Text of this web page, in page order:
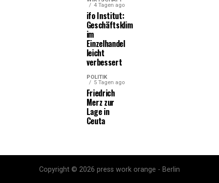
4 Tagen ago
ifo Institut:
Geschäftsklima
im
Einzelhandel
leicht
verbessert
POLITIK
5 Tagen ago
Friedrich
Merz zur
Lage in
Ceuta
Copyright © 2026 press work orange - Berlin